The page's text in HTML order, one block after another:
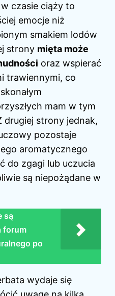
czasie ciąży to
emocje niż
smakiem lodów
strony mięta może
oraz wspierać
trawiennymi, co
mam w tym
drugiej strony jednak,
pozostaje
aromatycznego
do zgagi lub uczucia
są niepożądane w
są
forum
po
wydaje się